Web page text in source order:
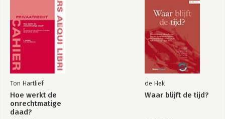
Ton Hartlief
Hoe werkt de
onrechtmatige
daad?
de Hek
Waar blijft de tijd?